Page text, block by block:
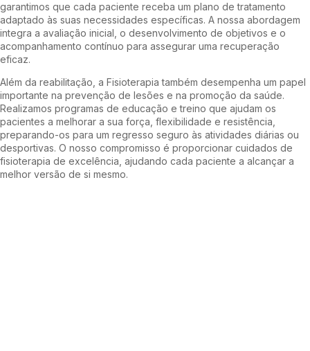
garantimos que cada paciente receba um plano de tratamento
adaptado às suas necessidades específicas. A nossa abordagem
integra a avaliação inicial, o desenvolvimento de objetivos e o
acompanhamento contínuo para assegurar uma recuperação
eficaz.
Além da reabilitação, a Fisioterapia também desempenha um papel
importante na prevenção de lesões e na promoção da saúde.
Realizamos programas de educação e treino que ajudam os
pacientes a melhorar a sua força, flexibilidade e resistência,
preparando-os para um regresso seguro às atividades diárias ou
desportivas. O nosso compromisso é proporcionar cuidados de
fisioterapia de excelência, ajudando cada paciente a alcançar a
melhor versão de si mesmo.